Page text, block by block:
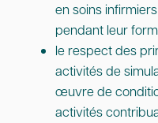
en soins
pendant leur
le respect des
activités de
œuvre de
activités